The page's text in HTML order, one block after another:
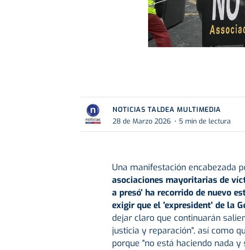
NOTICIAS TALDEA MULTIMEDIA
28 de Marzo 2026
5 min de lectura
Una manifestación encabezada
asociaciones mayoritarias de
a presó' ha recorrido de nuevo
exigir que el 'expresident' de la
dejar claro que continuarán
justicia y reparación", así como
porque "no está haciendo nada